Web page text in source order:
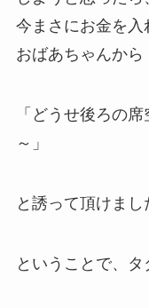
今まさにお金を
おばあちゃんから
「どうせ後ろの
～」
と誘って頂けま
ということで、タ